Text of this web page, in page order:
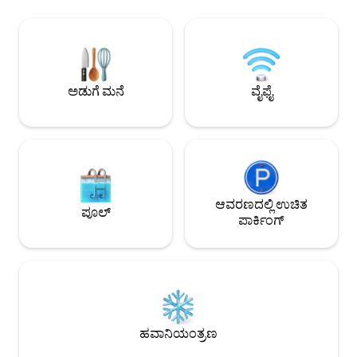
ಸಾಕುಪ್ರಾಣಿಗಳನ್ನು ಒಳಗೆ ಸ್ವಾಗತಿಸಲಾಗುತ್ತದೆ.
ಲಿವಿಂಗ್: ಮರದ ಹೊದಿಕೆಯ ಒಳಾಂಗಣವು
ಚಳಿಗಾಲದ ವಾಸ್ತವ್ಯಕ್ಕಾಗಿ ಲಾಗ್ ಫೈರ್ ಮತ್ತು
ಬೇಸಿಗೆಯಲ್ಲಿ ಅಂಗಳಕ್ಕೆ ತೆರೆಯಲು ಫ್ರೆಂಚ್
ಅನ್ನು ಹೊಂದಿದೆ. ಚರ್ಮದ ಕುರ್ಚಿ ಮತ್ತು
ಲೌಂಜ್ ನಾಲ್ಕು ಕುರ್ಚಿಗಳು ಮತ್ತು ಸಂಪೂರ್ಣ
ಸುಸಜ್ಜಿತ ಅಡುಗೆಮನೆಯೊಂದಿಗೆ ಊಟದ ಪ್ರದೇಶಕ್ಕೆ
ಮತ್ತಷ್ಟು ತೆರೆಯುತ್ತದೆ. ಮಲಗುವುದು: ಕಾಟೇಜ್‌ನ
ಗೇಬಲ್ ತುದಿಯಲ್ಲಿ ದೊಡ್ಡ ಕಾರ್ಪೆಟ್ ಬೆಡ್‌ರೂಮ್
ಕಬ್ಬಿಣದ ಕೀನ್ ಹಾಸಿಗೆ ಮತ್ತು ಗೋಡೆ ಆರೋಹಿತವಾದ
ಇತ್ತೀಚೆಗೆ ನವೀಕರಿಸಿದ ಬಾತ್‌ರೂಮ್. ವಾಷರ್ ಮತ್ತು
ಡ್ರೈಯರ್ ಹೊಂದಿರುವ ಬ್ಲೂ ಮೂನ್ ಕಾಟೇಜ್‌ಗಳ
ಸ್ಥಳದಲ್ಲಿ ಹಂಚಿಕೊಂಡ ಲಾಂಡ್ರಿ ಇದೆ. ಹೀಟಿಂಗ್ ಮತ್ತು
ಕೂಲಿಂಗ್: ರಿವರ್ಸ್ ಸೈಕಲ್ ಹೀಟರ್ ಮತ್ತು
ಮೈದಾನಗಳಿಗೆ ಉತ್ತಮ
ಡ್ರೊಮಾನಾ ಕೆಫೆ/
ಡ್ರೈವ್ ದೂರದಲ್ಲಿದೆ.
ಆದರೆ ದಯವಿಟ್ಟು ಕೆಳಗಿನ
ಅಡುಗೆ ಮನೆ ವೈಫೈ
ಪೂಲ್
ಆವರಣದಲ್ಲಿ ಉಚಿತ
ಪಾರ್ಕಿಂಗ್
ಹವಾನಿಯಂತ್ರಣ